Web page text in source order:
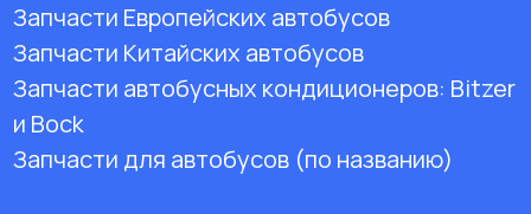
Запчасти Европейских автобусов
Запчасти Китайских автобусов
Запчасти автобусных кондиционеров: Bitzer
и Bock
Запчасти для автобусов (по названию)